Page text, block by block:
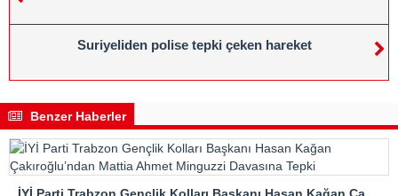
Suriyeliden polise tepki çeken hareket
Benzer Haberler